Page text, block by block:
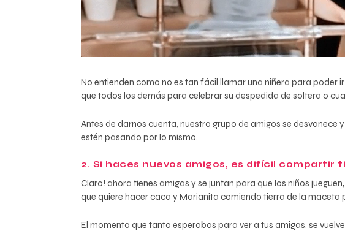
No entienden como no es tan fácil llamar una niñera para poder
que todos los demás para celebrar su despedida de soltera o
Antes de darnos cuenta, nuestro grupo de amigos se
estén pasando por lo mismo.
2. Si haces nuevos amigos, es difícil compartir
Claro! ahora tienes amigas y se juntan para que los niños
que quiere hacer caca y Marianita comiendo tierra de la maceta
El momento que tanto esperabas para ver a tus amigas, se